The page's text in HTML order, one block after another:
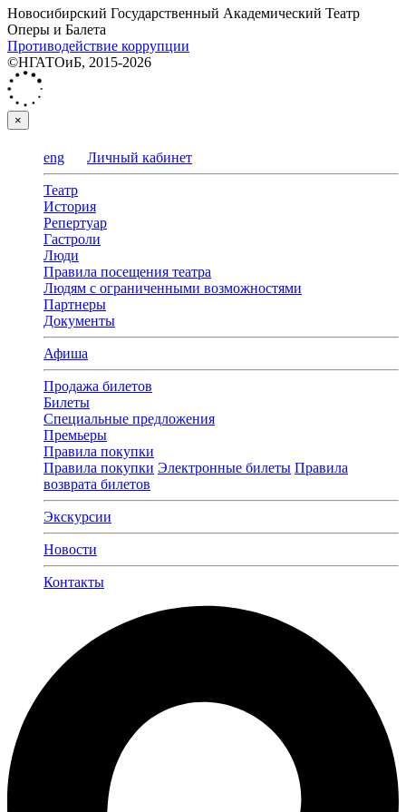
Новосибирский Государственный Академический Театр
Оперы и Балета
Противодействие коррупции
©НГАТОиБ, 2015-2026
×
eng Личный кабинет
Театр
История
Репертуар
Гастроли
Люди
Правила посещения театра
Людям с ограниченными возможностями
Партнеры
Документы
Афиша
Продажа билетов
Билеты
Специальные предложения
Премьеры
Правила покупки
Правила покупки Электронные билеты Правила
возврата билетов
Экскурсии
Новости
Контакты